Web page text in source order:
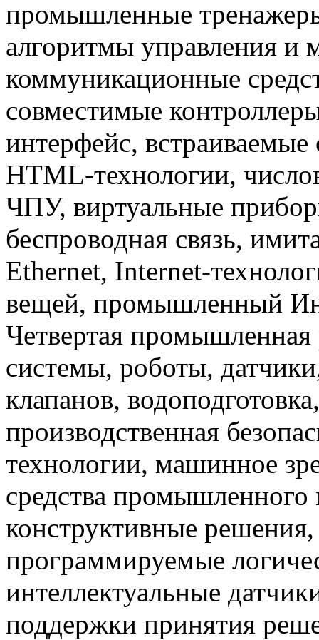
промышленные
алгоритмы управления и
коммуникационные
совместимые
интерфейс,
HTML-технологии,
ЧПУ, виртуальные
беспроводная связь,
Ethernet, Internet-
вещей, промышленный
Четвертая
системы, роботы,
клапанов,
производственная
технологии, машинное
средства
конструктивные
программируемые
интеллектуальные
поддержки принятия